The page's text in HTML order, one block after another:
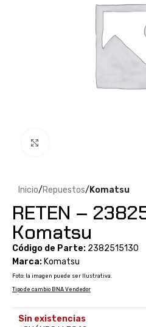
Inicio Repuestos Komatsu
RETEN –
Komatsu
Código de Parte: 2382515130
Marca: Komatsu
Foto: la imagen puede ser Ilustrativa.
Tipo de cambio BNA Vendedor
Sin existencias